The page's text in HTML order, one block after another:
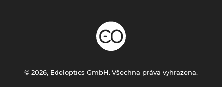
© 2026, Edeloptics GmbH. Všechna práva vyhrazena.